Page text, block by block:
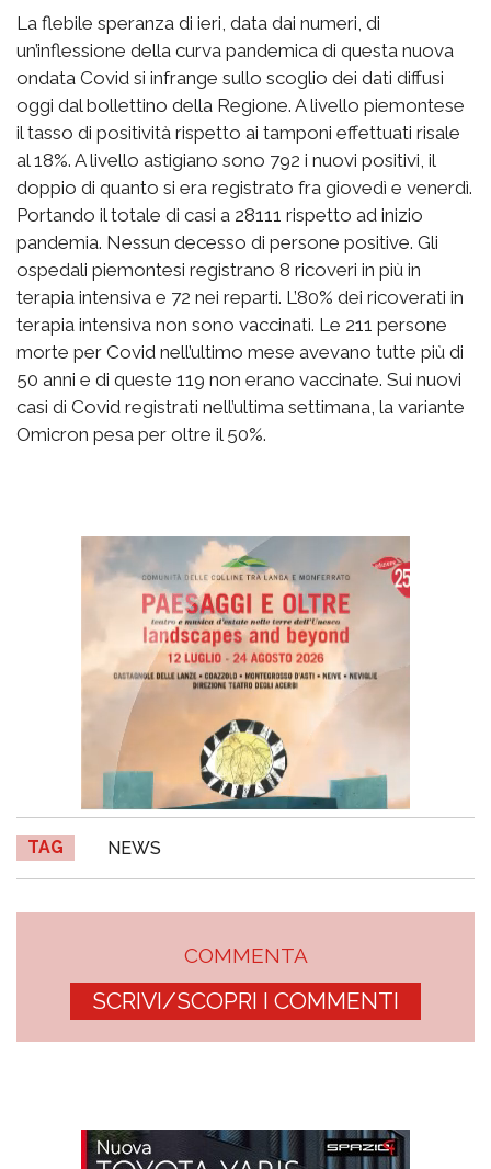
La flebile speranza di ieri, data dai numeri, di
un’inflessione della curva pandemica di questa nuova
ondata Covid si infrange sullo scoglio dei dati diffusi
oggi dal bollettino della Regione. A livello piemontese
il tasso di positività rispetto ai tamponi effettuati risale
al 18%. A livello astigiano sono 792 i nuovi positivi, il
doppio di quanto si era registrato fra giovedì e venerdì.
Portando il totale di casi a 28111 rispetto ad inizio
pandemia. Nessun decesso di persone positive. Gli
ospedali piemontesi registrano 8 ricoveri in più in
terapia intensiva e 72 nei reparti. L’80% dei ricoverati in
terapia intensiva non sono vaccinati. Le 211 persone
morte per Covid nell’ultimo mese avevano tutte più di
50 anni e di queste 119 non erano vaccinate. Sui nuovi
casi di Covid registrati nell’ultima settimana, la variante
Omicron pesa per oltre il 50%.
TAG NEWS
COMMENTA
SCRIVI/SCOPRI I COMMENTI